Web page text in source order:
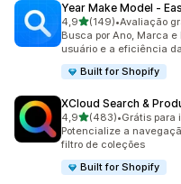
Year Make Model ‑
4,9de 5 estrelas
(149)
149 avaliações ao todo
•Avaliação
Busca por Ano, Marca
usuário e a eficiência
Built for Shopify
XCloud Search &
4,9de 5 estrelas
(483)
483 avaliações ao todo
•Grátis para
Potencialize a
filtro de coleções
Built for Shopify